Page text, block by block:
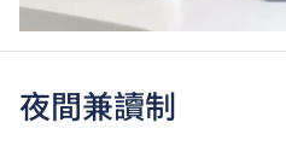
夜間兼讀制